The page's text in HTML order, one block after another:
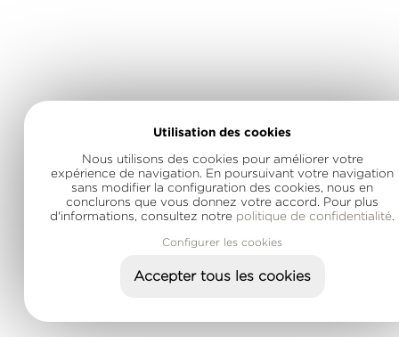
Utilisation des cookies
Nous utilisons des cookies pour améliorer votre
expérience de navigation. En poursuivant votre navigation
sans modifier la configuration des cookies, nous en
conclurons que vous donnez votre accord. Pour plus
d'informations, consultez notre politique de confidentialité
Configurer les cookies
Accepter tous les cookies